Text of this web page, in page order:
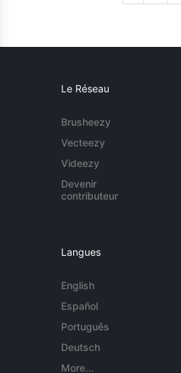
Le Réseau
Brusheezy
Vecteezy
Videezy
Devenir
contributeur
Langues
English
Español
Português
Deutsch
More...